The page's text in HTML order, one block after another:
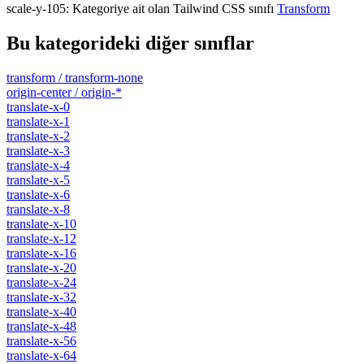
scale-y-105: Kategoriye ait olan Tailwind CSS sınıfı Transform
Bu kategorideki diğer sınıflar
transform / transform-none
origin-center / origin-*
translate-x-0
translate-x-1
translate-x-2
translate-x-3
translate-x-4
translate-x-5
translate-x-6
translate-x-8
translate-x-10
translate-x-12
translate-x-16
translate-x-20
translate-x-24
translate-x-32
translate-x-40
translate-x-48
translate-x-56
translate-x-64